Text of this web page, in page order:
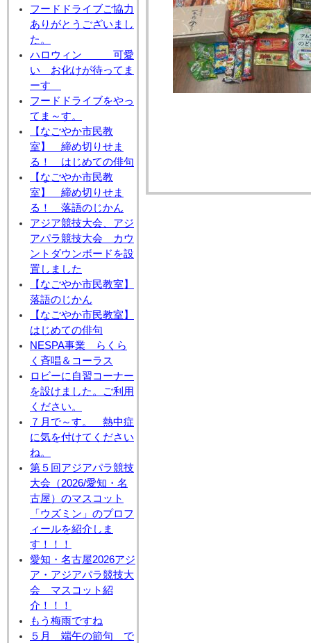
フードドライブご協力
ありがとうございまし
た。
ハロウィン 可愛
い お化けが待ってま
ーす
フードドライブをやっ
てま～す。
【なごやか市民教
室】 締め切りせま
る！ はじめての俳句
【なごやか市民教
室】 締め切りせま
る！ 落語のじかん
アジア競技大会、アジ
アパラ競技大会 カウ
ントダウンボードを設
置しました
【なごやか市民教室】
落語のじかん
【なごやか市民教室】
はじめての俳句
NESPA事業 らくら
く斉唱＆コーラス
ロビーに自習コーナー
を設けました。ご利用
ください。
７月で～す。 熱中症
に気を付けてください
ね。
第５回アジアパラ競技
大会（2026/愛知・名
古屋）のマスコット
「ウズミン」のプロフ
ィールを紹介しま
す！！！
愛知・名古屋2026アジ
ア・アジアパラ競技大
会 マスコット紹
介！！！
もう梅雨ですね
５月 端午の節句 で